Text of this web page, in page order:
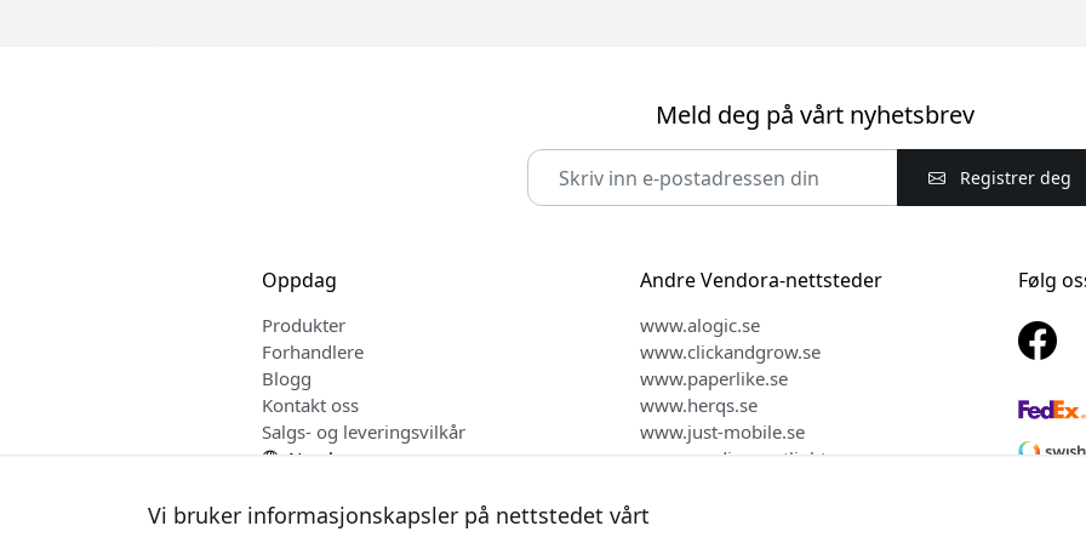
Meld deg på vårt nyhetsbrev
Registrer deg
Oppdag
Produkter
Forhandlere
Blogg
Kontakt oss
Salgs- og leveringsvilkår
Norsk
Andre Vendora-nettsteder
www.alogic.se
www.clickandgrow.se
www.paperlike.se
www.herqs.se
www.just-mobile.se
www.nordicsmartlight.se
Følg
Vi bruker informasjonskapsler på nettstedet vårt